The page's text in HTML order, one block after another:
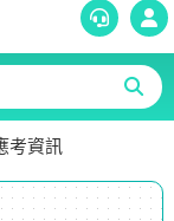
考資訊